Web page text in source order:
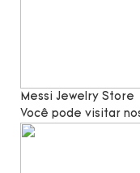
Messi Jewelry Store
Você pode visitar